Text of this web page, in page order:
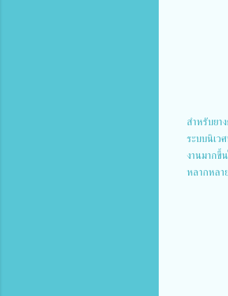
สำหรับยา
ระบบนิเว
งานมากขึ้
หลากหลา